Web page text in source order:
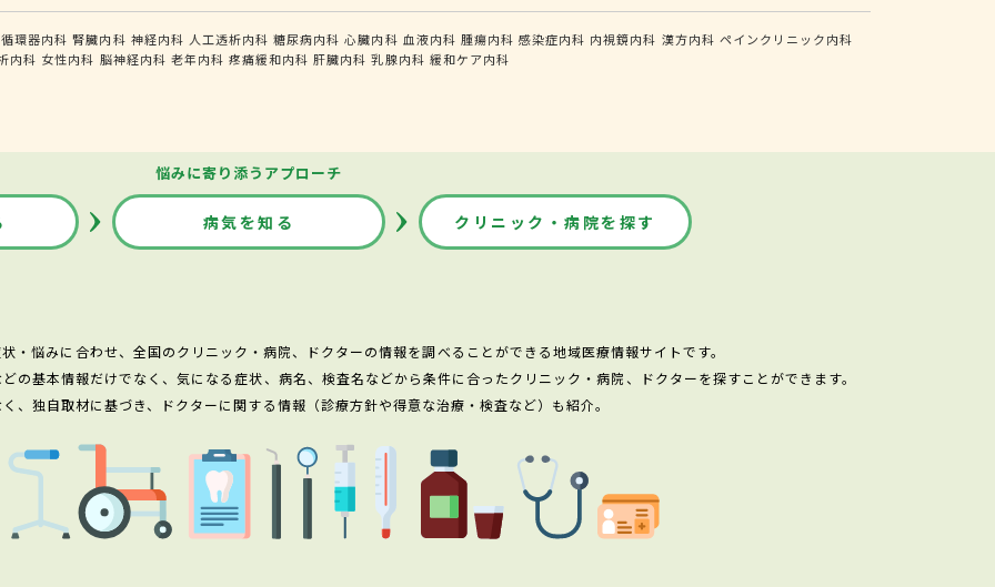
循環器内科 腎臓内科 神経内科 人工透析内科 糖尿病内科 心臓内科 血液内科 腫瘍内科 感染症内科 内視鏡内科 漢方内科 ペインクリニック内科
内科 女性内科 脳神経内科 老年内科 疼痛緩和内科 肝臓内科 乳腺内科 緩和ケア内科
悩みに寄り添うアプローチ
病気を知る クリニック・病院を探す
・悩みに合わせ、全国のクリニック・病院、ドクターの情報を調べることができる地域医療情報サイトです。
の基本情報だけでなく、気になる症状、病名、検査名などから条件に合ったクリニック・病院、ドクターを探すことができます。
、独自取材に基づき、ドクターに関する情報（診療方針や得意な治療・検査など）も紹介。